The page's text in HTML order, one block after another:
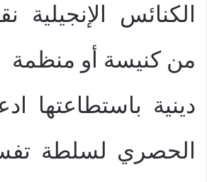
الكنائس
من كنيسة أو منظمة
دينية باستطاعتها
الحصري لسلطة